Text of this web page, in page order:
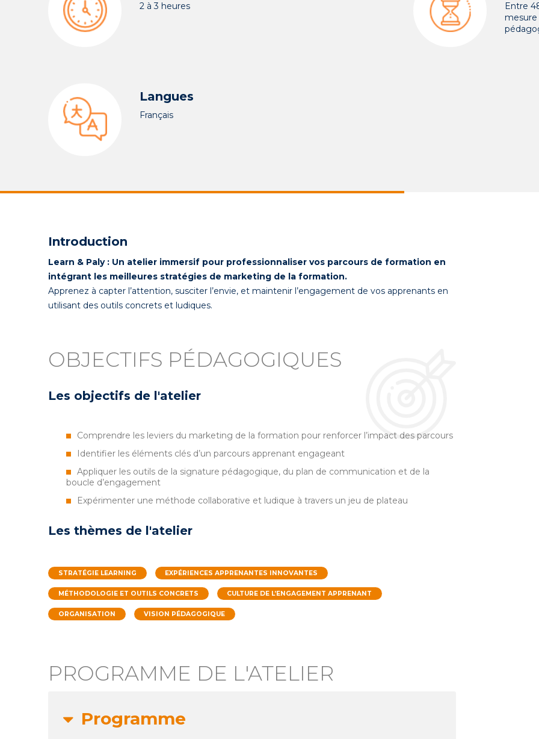
2 à 3 heures
Langues
Français
Entre
Introduction
Learn & Paly : Un atelier immersif pour professionnaliser vos parcours de formation en
intégrant les meilleures stratégies de marketing de la formation.
Apprenez à capter l’attention, susciter l’envie, et maintenir l’engagement de vos apprenants en
utilisant des outils concrets et ludiques.
OBJECTIFS PÉDAGOGIQUES
Les objectifs de l'atelier
Comprendre les leviers du marketing de la formation pour renforcer l’impact des parcours
Identifier les éléments clés d’un parcours apprenant engageant
Appliquer les outils de la signature pédagogique, du plan de communication et de la
boucle d’engagement
Expérimenter une méthode collaborative et ludique à travers un jeu de plateau
Les thèmes de l'atelier
STRATÉGIE LEARNING EXPÉRIENCES APPRENANTES INNOVANTES
MÉTHODOLOGIE ET OUTILS CONCRETS CULTURE DE L’ENGAGEMENT APPRENANT
ORGANISATION VISION PÉDAGOGIQUE
PROGRAMME DE L'ATELIER
Programme